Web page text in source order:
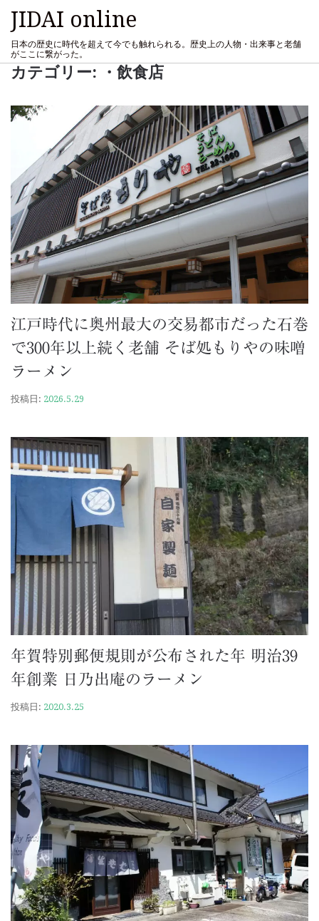
JIDAI online
日本の歴史に時代を超えて今でも触れられる。歴史上の人物・出来事と老舗
がここに繋がった。
カテゴリー: ・飲食店
江戸時代に奥州最大の交易都市だった石巻
で300年以上続く老舗 そば処もりやの味噌
ラーメン
投稿日: 2026.5.29
年賀特別郵便規則が公布された年 明治39
年創業 日乃出庵のラーメン
投稿日: 2020.3.25